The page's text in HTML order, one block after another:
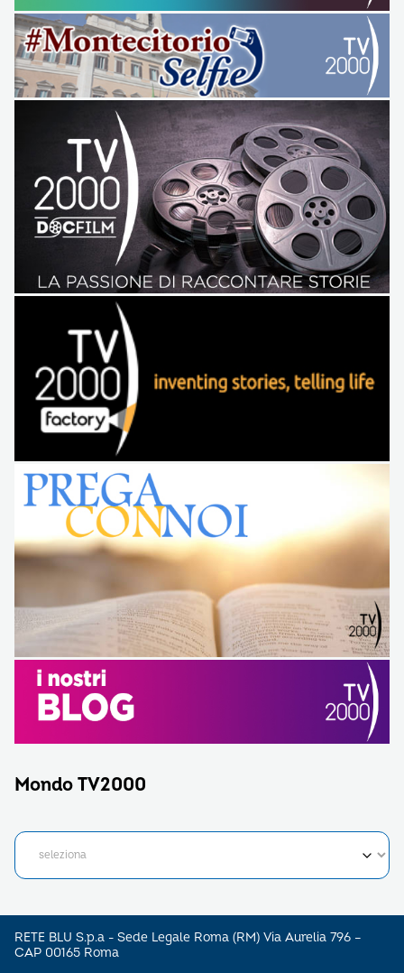
Mondo TV2000
RETE BLU S.p.a - Sede Legale Roma (RM) Via Aurelia 796 –
CAP 00165 Roma